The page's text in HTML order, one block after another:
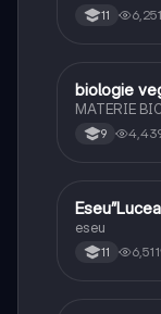
11 6,251
Biologie
biologie
MATERIE
9
Limba și
eseu
11 6,511